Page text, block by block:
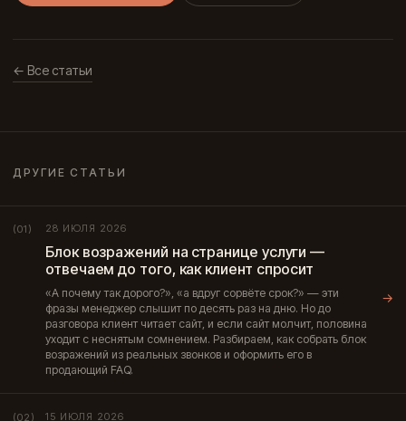
← Все статьи
ДРУГИЕ СТАТЬИ
(01) 28 ИЮЛЯ 2026
Блок возражений на странице услуги —
отвечаем до того, как клиент спросит
«А почему так дорого?», «а вдруг сорвёте срок?» — эти
фразы менеджер слышит по десять раз на дню. Но до
разговора клиент читает сайт, и если сайт молчит, половина
уходит с неснятым сомнением. Разбираем, как собрать блок
возражений из реальных звонков и оформить его в
продающий FAQ.
→
(02) 15 ИЮЛЯ 2026